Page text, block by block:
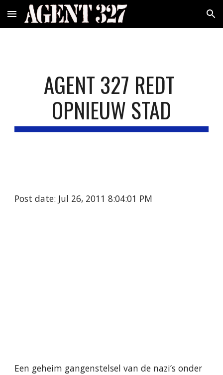
Skip to main content Skip to navigation
AGENT 327 REDT
OPNIEUW STAD
Post date: Jul 26, 2011 8:04:01 PM
Een geheim gangenstelsel van de nazi’s onder